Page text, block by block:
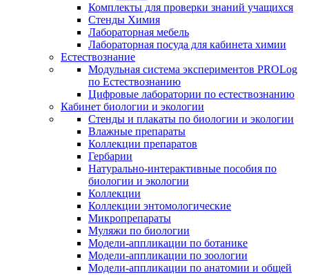
Комплекты для проверки знаний учащихся
Стенды Химия
Лабораторная мебель
Лабораторная посуда для кабинета химии
Естествознание
Модульная система экспериментов PROLog
по Естествознанию
Цифровые лаборатории по естествознанию
Кабинет биологии и экологии
Стенды и плакаты по биологии и экологии
Влажные препараты
Коллекции препаратов
Гербарии
Натурально-интерактивные пособия по
биологии и экологии
Коллекции
Коллекции энтомологические
Микропрепараты
Муляжи по биологии
Модели-аппликации по ботанике
Модели-аппликации по зоологии
Модели-аппликации по анатомии и общей